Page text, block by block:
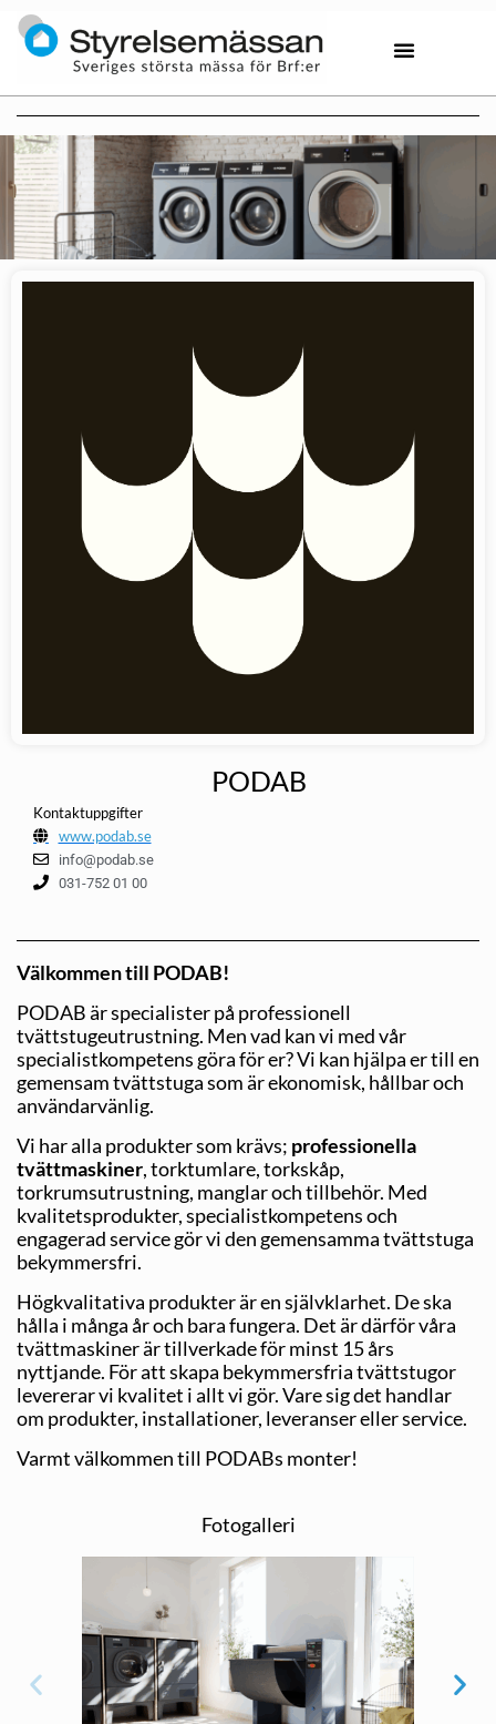
PODAB
Kontaktuppgifter
www.podab.se
info@podab.se
031-752 01 00
Välkommen till PODAB!
PODAB är specialister på professionell
tvättstugeutrustning. Men vad kan vi med vår
specialistkompetens göra för er? Vi kan hjälpa er till en
gemensam tvättstuga som är ekonomisk, hållbar och
användarvänlig.
Vi har alla produkter som krävs; professionella
tvättmaskiner, torktumlare, torkskåp,
torkrumsutrustning, manglar och tillbehör. Med
kvalitetsprodukter, specialistkompetens och
engagerad service gör vi den gemensamma tvättstuga
bekymmersfri.
Högkvalitativa produkter är en självklarhet. De ska
hålla i många år och bara fungera. Det är därför våra
tvättmaskiner är tillverkade för minst 15 års
nyttjande. För att skapa bekymmersfria tvättstugor
levererar vi kvalitet i allt vi gör. Vare sig det handlar
om produkter, installationer, leveranser eller service.
Varmt välkommen till PODABs monter!
Fotogalleri